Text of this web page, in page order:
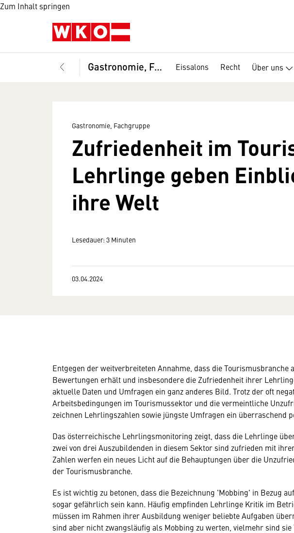
Zum Inhalt springen
Gastronomie, Fachgruppe Eissalons Recht Über uns
Gastronomie, Fachgruppe
Zufriedenheit im
Lehrlinge geben
ihre Welt
Lesedauer: 3 Minuten
03.04.2024
Entgegen der weitverbreiteten Annahme, dass die Tourismusbranche
Bewertungen erhält und insbesondere die Zufriedenheit ihrer
aktuelle Daten und Umfragen ein ganz anderes Bild. Trotz der oft
Arbeitsbedingungen im Tourismussektor und die vermeintliche
zeichnen Lehrlingszahlen sowie jüngste Umfragen ein überraschend
Das österreichische Lehrlingsmonitoring zeigt, dass die Lehrlinge
zwei von drei Auszubildenden in diesem Sektor sind zufrieden mit
Zahlen werfen ein neues Licht auf die Behauptungen über die
der Tourismusbranche.
Es ist wichtig zu betonen, dass die Bezeichnung 'Mobbing' in Bezug
sogar gefährlich sein kann. Häufig empfinden Lehrlinge Kritik im
müssen im Rahmen ihrer Ausbildung weniger beliebte Aufgaben
sind aber nicht zwangsläufig als Mobbing zu werten, vielmehr sind